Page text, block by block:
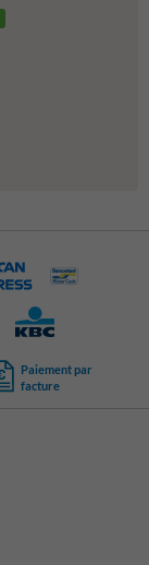
Paiement par
facture